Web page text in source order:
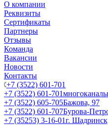
О компании
Реквизиты
Сертификаты
Партнеры
Отзывы
Команда
Вакансии
Новости
Контакты
+7 (3522) 601-701
+7 (3522) 601-701
+7 (3522) 605-705Бажова, 97
+7 (3522) 601-707Бурова-
+7 (35253) 3-16-01г.